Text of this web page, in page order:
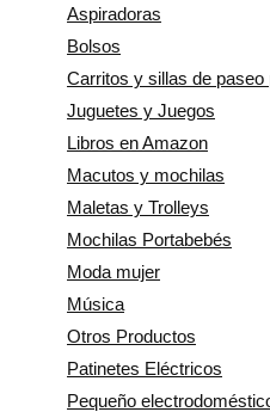
Aspiradoras
Bolsos
Carritos y sillas de paseo
Juguetes y Juegos
Libros en Amazon
Macutos y mochilas
Maletas y Trolleys
Mochilas Portabebés
Moda mujer
Música
Otros Productos
Patinetes Eléctricos
Pequeño